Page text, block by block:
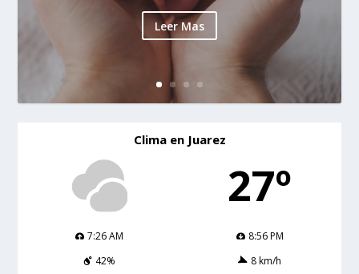
Leer Mas
Clima en Juarez
27º
7:26 AM
8:56 PM
42%
8 km/h